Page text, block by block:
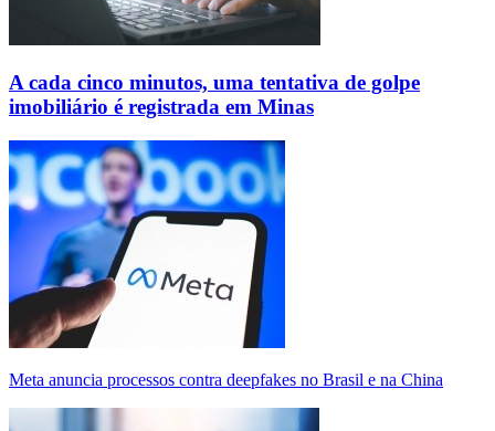
A cada cinco minutos, uma tentativa de golpe
imobiliário é registrada em Minas
Meta anuncia processos contra deepfakes no Brasil e na China